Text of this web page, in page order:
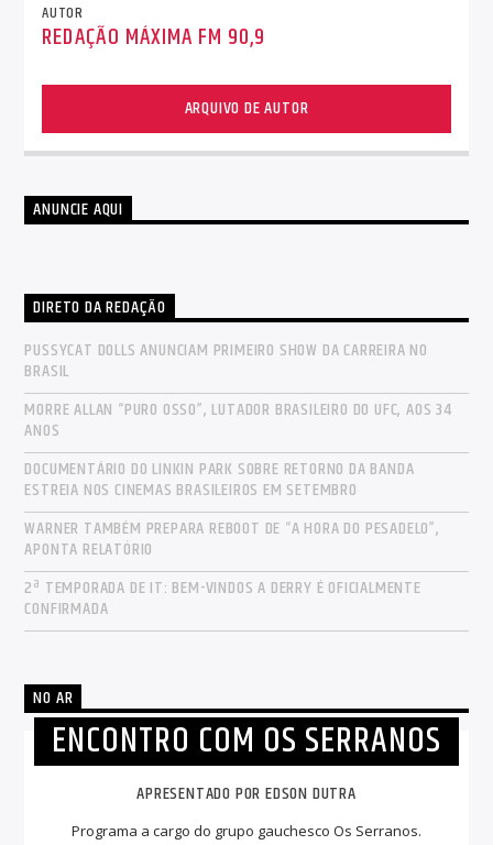
AUTOR
REDAÇÃO MÁXIMA FM 90,9
ARQUIVO DE AUTOR
ANUNCIE AQUI
DIRETO DA REDAÇÃO
PUSSYCAT DOLLS ANUNCIAM PRIMEIRO SHOW DA CARREIRA NO
BRASIL
MORRE ALLAN “PURO OSSO”, LUTADOR BRASILEIRO DO UFC, AOS 34
ANOS
DOCUMENTÁRIO DO LINKIN PARK SOBRE RETORNO DA BANDA
ESTREIA NOS CINEMAS BRASILEIROS EM SETEMBRO
WARNER TAMBÉM PREPARA REBOOT DE “A HORA DO PESADELO”,
APONTA RELATÓRIO
2ª TEMPORADA DE IT: BEM-VINDOS A DERRY É OFICIALMENTE
CONFIRMADA
NO AR
ENCONTRO COM OS SERRANOS
APRESENTADO POR EDSON DUTRA
Programa a cargo do grupo gauchesco Os Serranos.